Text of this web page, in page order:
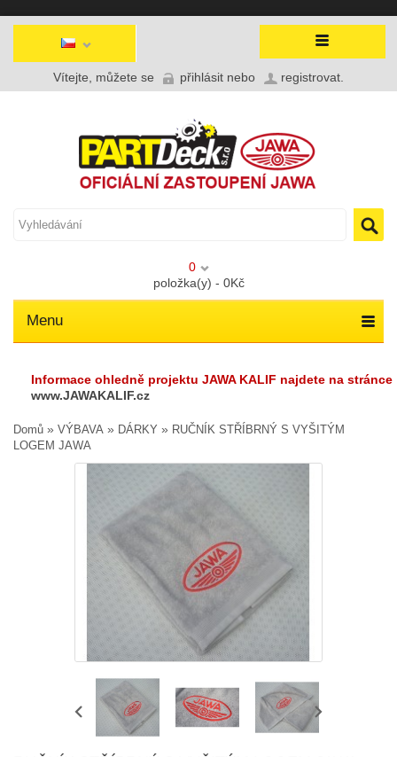
Vítejte, můžete se přihlásit nebo registrovat
0
položka(y) - 0Kč
Menu
Informace ohledně projektu JAWA KALIF najdete na stránce
www.JAWAKALIF.cz
Domů » VÝBAVA » DÁRKY » RUČNÍK STŘÍBRNÝ S VYŠITÝM
LOGEM JAWA